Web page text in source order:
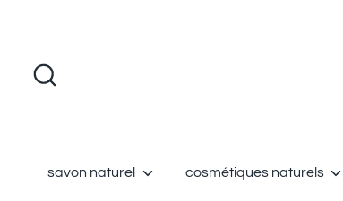
savon naturel cosmétiques naturels